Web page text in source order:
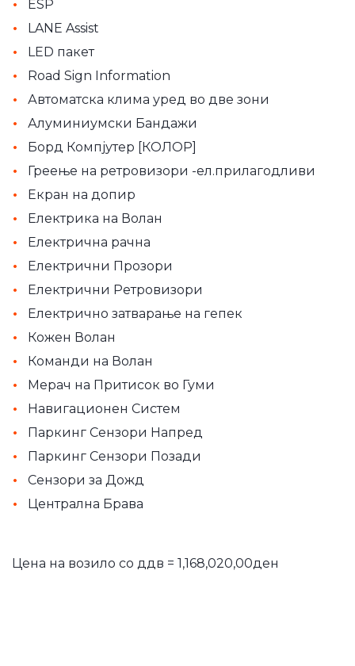
ESP
• LANE Assist
• LED пакет
• Road Sign Information
• Автоматскa клима уред во две зони
• Алуминиумски Бандажи
• Борд Компјутер [КОЛОР]
• Греење на ретровизори -ел.прилагодливи
• Екран на допир
• Електрика на Волан
• Електрична рачна
• Електрични Прозори
• Електрични Ретровизори
• Електрично затварање на гепек
• Кожен Волан
• Команди на Волан
• Мерач на Притисок во Гуми
• Навигационен Систем
• Паркинг Сензори Напред
• Паркинг Сензори Позади
• Сензори за Дожд
• Централна Брава
Цена на возило со ддв = 1,168,020,00ден